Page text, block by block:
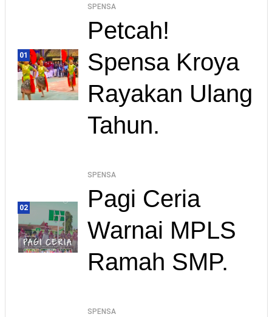
01
SPENSA
Petcah!
Spensa Kroya
Rayakan Ulang
Tahun.
02
SPENSA
Pagi Ceria
Warnai MPLS
Ramah SMP.
SPENSA